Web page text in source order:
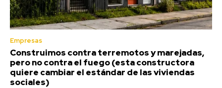
Empresas
Construimos contra terremotos y marejadas,
pero no contra el fuego (esta constructora
quiere cambiar el estándar de las viviendas
sociales)